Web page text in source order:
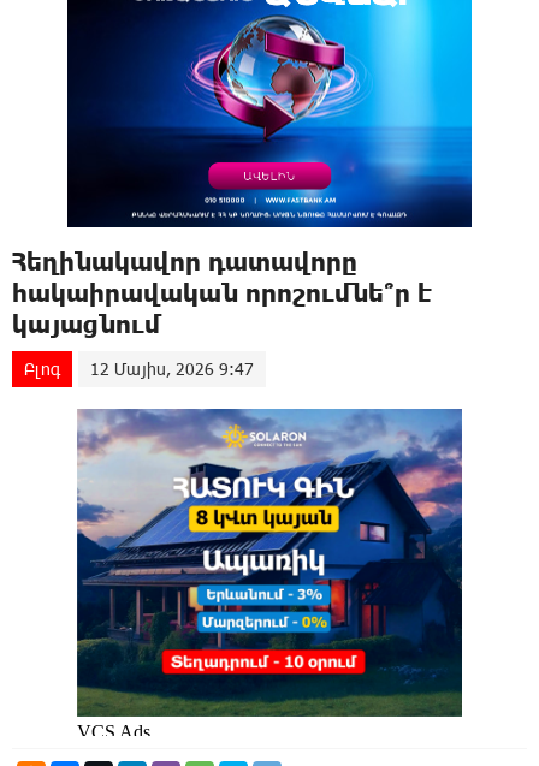
Հեղինակավոր դատավորը
հակաիրավական որոշումնե՞ր է
կայացնում
Բլոգ 12 Մայիս, 2026 9:47